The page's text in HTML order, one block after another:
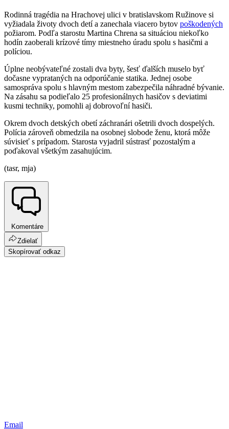
Rodinná tragédia na Hrachovej ulici v bratislavskom Ružinove si
vyžiadala životy dvoch detí a zanechala viacero bytov poškodených
požiarom. Podľa starostu Martina Chrena sa situáciou niekoľko
hodín zaoberali krízové tímy miestneho úradu spolu s hasičmi a
políciou.
Úplne neobývateľné zostali dva byty, šesť ďalších muselo byť
dočasne vyprataných na odporúčanie statika. Jednej osobe
samospráva spolu s hlavným mestom zabezpečila náhradné bývanie.
Na zásahu sa podieľalo 25 profesionálnych hasičov s deviatimi
kusmi techniky, pomohli aj dobrovoľní hasiči.
Okrem dvoch detských obetí záchranári ošetrili dvoch dospelých.
Polícia zároveň obmedzila na osobnej slobode ženu, ktorá môže
súvisieť s prípadom. Starosta vyjadril sústrasť pozostalým a
poďakoval všetkým zasahujúcim.
(tasr, mja)
Komentáre
Zdielať
Skopírovať odkaz
Email